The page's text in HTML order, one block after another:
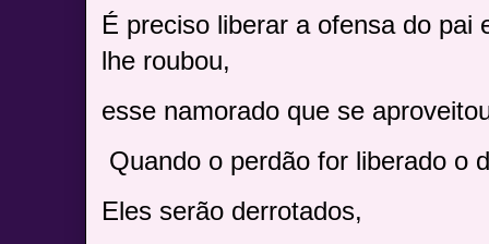
É preciso liberar a ofensa do pai
lhe roubou,
esse namorado que se
Quando o perdão for liberado o
Eles serão derrotados,